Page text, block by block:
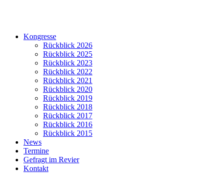
Kongresse
Rückblick 2026
Rückblick 2025
Rückblick 2023
Rückblick 2022
Rückblick 2021
Rückblick 2020
Rückblick 2019
Rückblick 2018
Rückblick 2017
Rückblick 2016
Rückblick 2015
News
Termine
Gefragt im Revier
Kontakt